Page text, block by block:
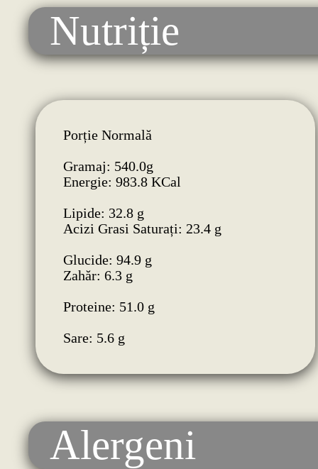
Nutriție
Porție Normală
Gramaj: 540.0g
Energie: 983.8 KCal
Lipide: 32.8 g
Acizi Grasi Saturați: 23.4 g
Glucide: 94.9 g
Zahăr: 6.3 g
Proteine: 51.0 g
Sare: 5.6 g
Alergeni